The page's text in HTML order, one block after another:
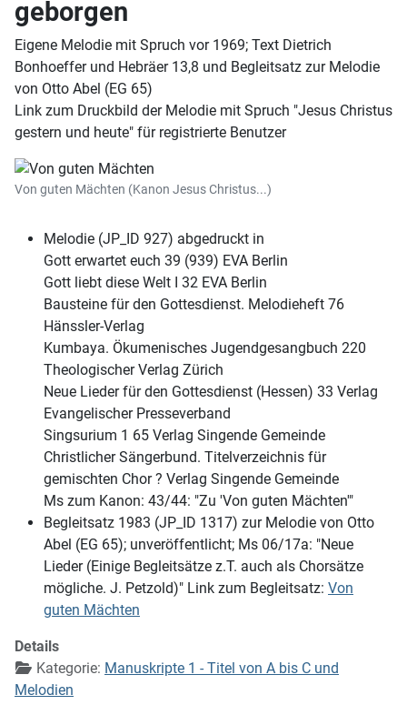
geborgen
Eigene Melodie mit Spruch vor 1969; Text Dietrich
Bonhoeffer und Hebräer 13,8 und Begleitsatz zur Melodie
von Otto Abel (EG 65)
Link zum Druckbild der Melodie mit Spruch "Jesus Christus
gestern und heute" für registrierte Benutzer
Von guten Mächten (Kanon Jesus Christus...)
Melodie (JP_ID 927) abgedruckt in
Gott erwartet euch 39 (939) EVA Berlin
Gott liebt diese Welt I 32 EVA Berlin
Bausteine für den Gottesdienst. Melodieheft 76
Hänssler-Verlag
Kumbaya. Ökumenisches Jugendgesangbuch 220
Theologischer Verlag Zürich
Neue Lieder für den Gottesdienst (Hessen) 33 Verlag
Evangelischer Presseverband
Singsurium 1 65 Verlag Singende Gemeinde
Christlicher Sängerbund. Titelverzeichnis für
gemischten Chor ? Verlag Singende Gemeinde
Ms zum Kanon: 43/44: "Zu 'Von guten Mächten'"
Begleitsatz 1983 (JP_ID 1317) zur Melodie von Otto
Abel (EG 65); unveröffentlicht; Ms 06/17a: "Neue
Lieder (Einige Begleitsätze z.T. auch als Chorsätze
mögliche. J. Petzold)" Link zum Begleitsatz: Von
guten Mächten
Details
Kategorie: Manuskripte 1 - Titel von A bis C und
Melodien